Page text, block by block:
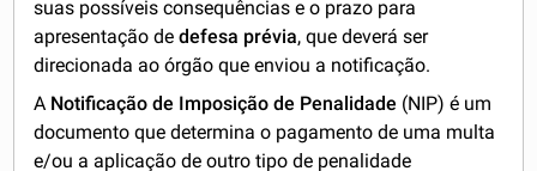
suas possíveis consequências e o prazo para
apresentação dedefesa prévia, que deverá ser
direcionada ao órgão que enviou a notificação.
A Notificação de Imposição de Penalidade (NIP) é um
documento que determina o pagamento de uma multa
e/ou a aplicação de outro tipo de penalidade